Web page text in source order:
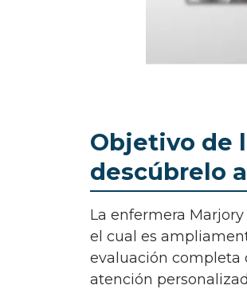
Objetivo de
descúbrelo
La enfermera Marjory Gordon es conocida por su modelo de valoración en enfermería,
el cual es
evaluación completa
atención